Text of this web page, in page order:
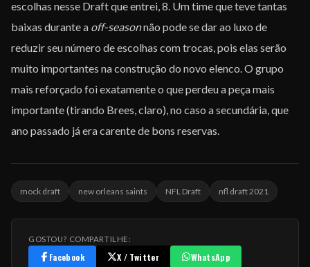
escolhas nesse Draft que entrei, 8. Um time que teve tantas
baixas durante a off-seasonnão pode se dar ao luxo de
reduzir seu número de escolhas com trocas, pois elas serão
muito importantes na construção do novo elenco. O grupo
mais reforçado foi exatamente o que perdeu a peça mais
importante (tirando Brees, claro), no caso a secundária, que
ano passado já era carente de bons reservas.
mock draft new orleans saints NFL Draft nfl draft 2021
GOSTOU? COMPARTILHE:
Facebook X / Twitter WhatsApp